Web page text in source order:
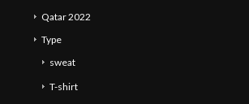
Qatar 2022
Type
sweat
T-shirt